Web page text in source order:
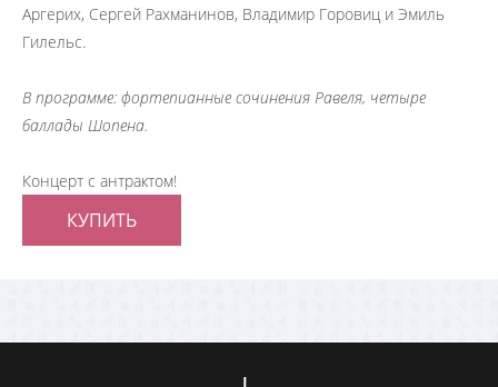
Аргерих, Сергей Рахманинов, Владимир Горовиц и Эмиль
Гилельс.
В программе: фортепианные сочинения Равеля, четыре
баллады Шопена.
Концерт с антрактом!
КУПИТЬ